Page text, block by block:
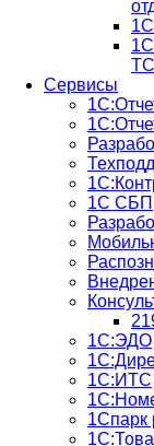
Сервисы
1С СБП
1С:ЭДО
1С:ИТС
1Спарк